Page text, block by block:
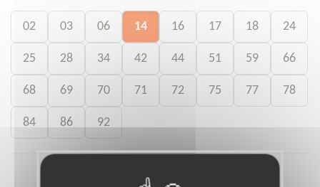
02 03 06 14 16 17 18 24
25 28 34 42 44 51 59 66
68 69 70 71 72 75 77 78
84 86 92